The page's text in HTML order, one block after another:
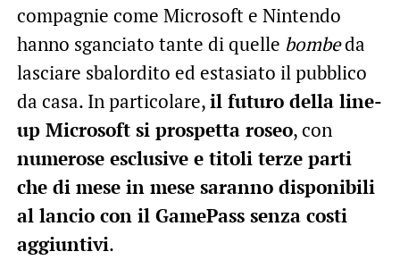
compagnie come Microsoft e Nintendo
hanno sganciato tante di quelle bombeda
lasciare sbalordito ed estasiato il pubblico
da casa. In particolare,il futuro della line-
up Microsoft si prospetta roseo, con
numerose esclusive e titoli terze parti
che di mese in mese saranno disponibili
al lancio con il GamePass senza costi
aggiuntivi.